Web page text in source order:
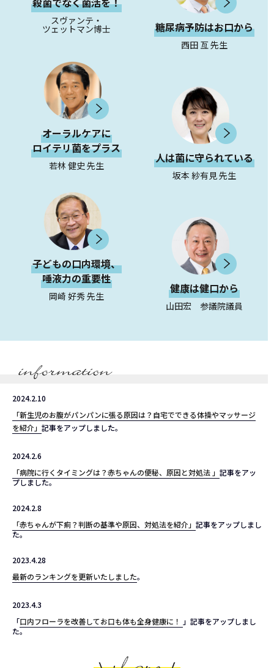
スヴァンテ・
ツェットマン博士 糖尿病予防はお口から
西田 亙 先生
オーラルケアに
ロイテリ菌をプラス
若林 健史 先生
人は菌に守られている
坂本 紗有見 先生
子どもの口内環境、
唾液力の重要性
岡崎 好秀 先生
健康は健口から
山田宏 参議院議員
2024.2.10
「新生児のお腹がパンパンに張る原因は？自宅でできる体操やマッサージ
を紹介」 記事をアップしました。
2024.2.6
「病院に行くタイミングは？赤ちゃんの便秘、原因と対処法 」 記事をアッ
プしました。
2024.2.8
「赤ちゃんが下痢？判断の基準や原因、対処法を紹介」 記事をアップしまし
た。
2023.4.28
最新のランキングを更新いたしました。
2023.4.3
「口内フローラを改善してお口も体も全身健康に！
」記事をアップしまし
た。